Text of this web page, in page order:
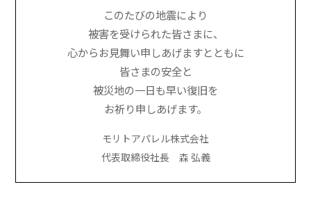
このたびの地震により
被害を受けられた皆さまに、
心からお見舞い申しあげますとともに
皆さまの安全と
被災地の一日も早い復旧を
お祈り申しあげます。
モリトアパレル株式会社
代表取締役社長 森 弘義